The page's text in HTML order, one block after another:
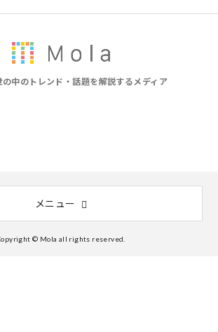
の中のトレンド・話題を解説するメディア
メニュー
© Mola all rights reserved.